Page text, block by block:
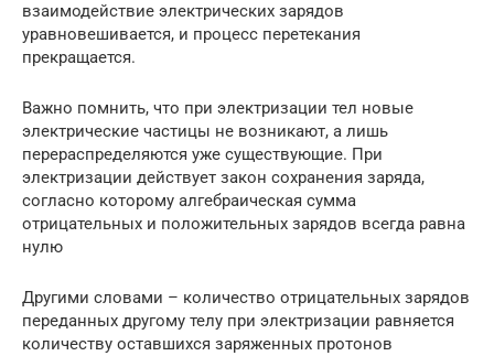
взаимодействие электрических зарядов
уравновешивается, и процесс перетекания
прекращается.
Важно помнить, что при электризации тел новые
электрические частицы не возникают, а лишь
перераспределяются уже существующие. При
электризации действует закон сохранения заряда,
согласно которому алгебраическая сумма
отрицательных и положительных зарядов всегда равна
нулю
Другими словами – количество отрицательных зарядов
переданных другому телу при электризации равняется
количеству оставшихся заряженных протонов